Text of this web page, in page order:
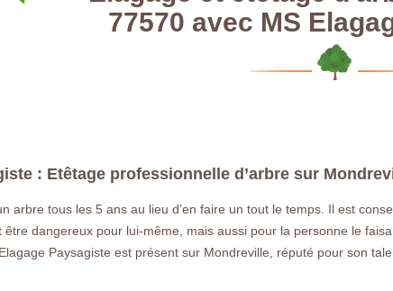
77570 avec MS
: Etêtage professionnelle d’arbre sur
arbre tous les 5 ans au lieu d’en faire un tout le temps. Il est
être dangereux pour lui-même, mais aussi pour la personne le
Paysagiste est présent sur Mondreville, réputé pour son